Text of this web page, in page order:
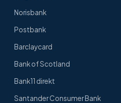
Norisbank
Postbank
Barclaycard
Bank of Scotland
Bank11 direkt
Santander Consumer Bank